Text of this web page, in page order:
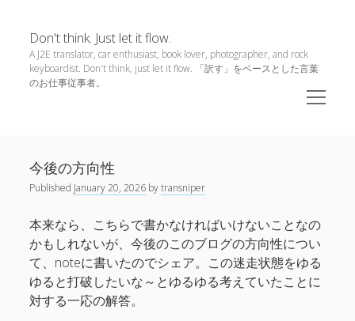
Don't think. Just let it flow.
A J2E translator, car enthusiast, book lover, photographer, and rock
keyboardist. Don't think, just let it flow. 「訳す」をベースとした言葉
のお仕事従事者。
open
menu
Popular Posts
今後の方向性
A Trip to Europe 2012 – Vol. 4 (Pisa and Firenze)
Don't
think.
let
it
flow.
Posts
今後の方向性
Published January 20, 2026 bytransniper
本来なら、こちらで書かなければいけないことなの
かもしれないが、今後のこのブログの方向性につい
て、noteに書いたのでシェア。この迷走状態をゆる
ゆると打破したいな～とゆるゆる考えていたことに
対する一応の解答。